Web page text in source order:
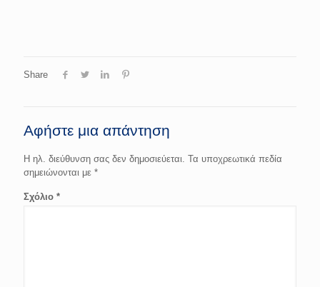
Share
Αφήστε μια απάντηση
Η ηλ. διεύθυνση σας δεν δημοσιεύεται. Τα υποχρεωτικά πεδία
σημειώνονται με *
Σχόλιο *